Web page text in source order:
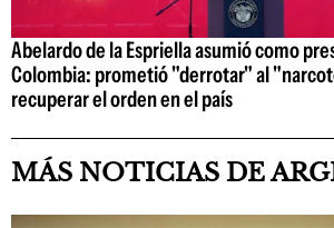
Abelardo de la Espriella asumió como
Colombia: prometió "derrotar" al
recuperar el orden en el país
MÁS NOTICIAS DE